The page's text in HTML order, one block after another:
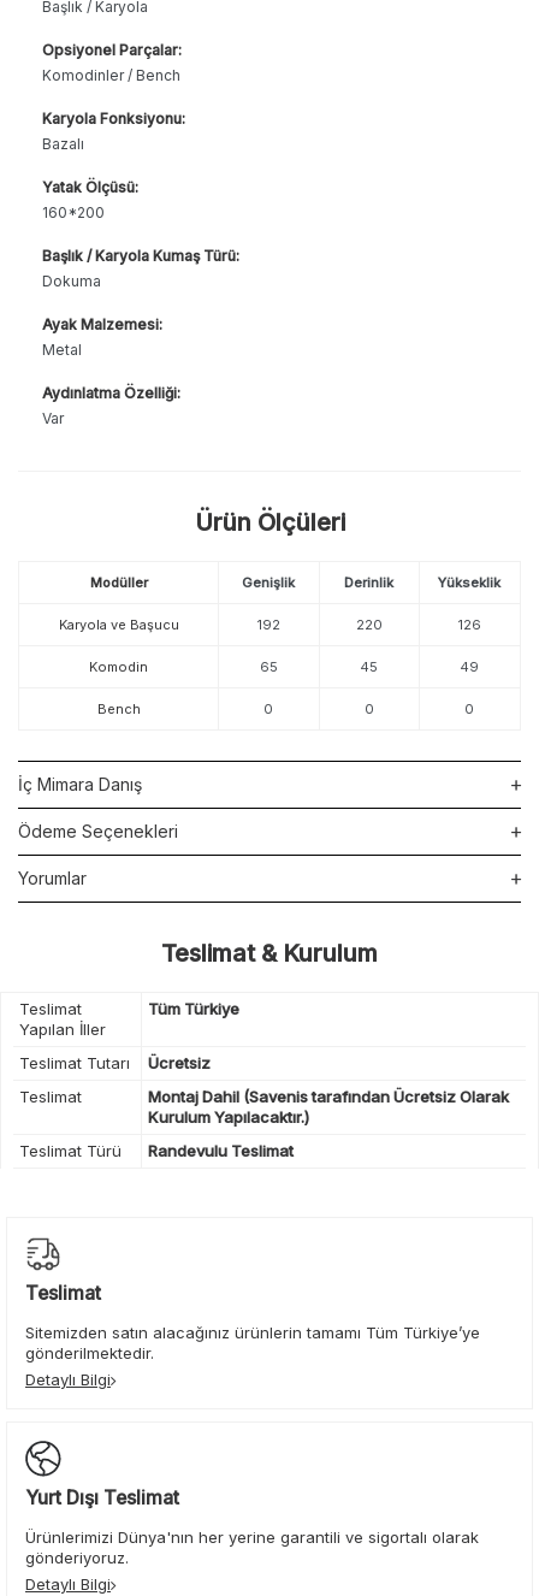
Başlık / Karyola
Opsiyonel Parçalar:
Komodinler / Bench
Karyola Fonksiyonu:
Bazalı
Yatak Ölçüsü:
160*200
Başlık / Karyola Kumaş Türü:
Dokuma
Ayak Malzemesi:
Metal
Aydınlatma Özelliği:
Var
Ürün Ölçüleri
Modüller Genişlik Derinlik Yükseklik
Karyola ve Başucu 192 220 126
Komodin 65 45 49
Bench 0 0 0
İç Mimara Danış
Ödeme Seçenekleri
Yorumlar
Teslimat & Kurulum
Teslimat
Yapılan İller
Tüm Türkiye
Teslimat Tutarı
Ücretsiz
Teslimat
Montaj Dahil (Savenis tarafından Ücretsiz Olarak
Kurulum Yapılacaktır.)
Teslimat Türü
Randevulu Teslimat
Teslimat
Sitemizden satın alacağınız ürünlerin tamamı Tüm Türkiye’ye
gönderilmektedir.
Detaylı Bilgi
Yurt Dışı Teslimat
Ürünlerimizi Dünya'nın her yerine garantili ve sigortalı olarak
gönderiyoruz.
Detaylı Bilgi